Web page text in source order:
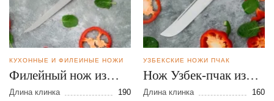
КУХОННЫЕ И ФИЛЕЙНЫЕ НОЖИ
Филейный нож из
стали N690
Длина клинка
190
УЗБЕКСКИЕ НОЖИ ПЧАК
Нож Узбек-пчак из
стали VG-10
Длина клинка
160